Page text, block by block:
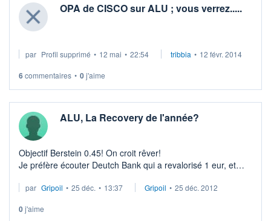
OPA de CISCO sur ALU ; vous verrez.....
par Profil supprimé • 12 mai • 22:54 tribbia • 12 févr. 2014
6commentaires • 0j'aime
ALU, La Recovery de l'année?
Objectif Berstein 0.45! On croit rêver!
Je préfère écouter Deutch Bank qui a revalorisé 1 eur, et
par Gripoil • 25 déc. • 13:37 Gripoil • 25 déc. 2012
0j'aime